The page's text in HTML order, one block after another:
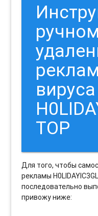
вируса
TOP
Для того, чтобы
рекламы
последовательно
привожу ниже: